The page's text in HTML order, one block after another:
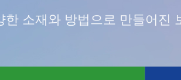
한 소재와 방법으로 만들어진